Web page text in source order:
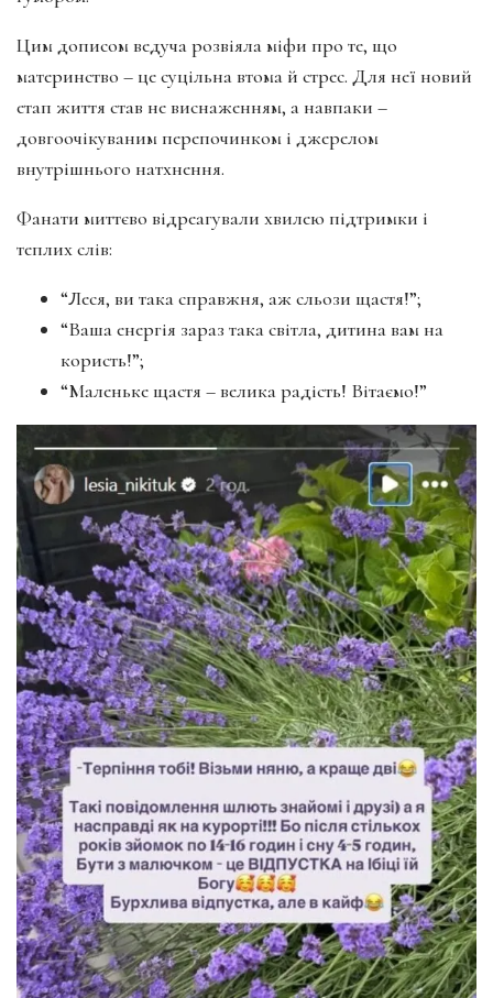
Цим дописом ведуча розвіяла міфи про те, що
материнство – це суцільна втома й стрес. Для неї новий
етап життя став не виснаженням, а навпаки –
довгоочікуваним перепочинком і джерелом
внутрішнього натхнення.
Фанати миттєво відреагували хвилею підтримки і
теплих слів:
“Леся, ви така справжня, аж сльози щастя!”;
“Ваша енергія зараз така світла, дитина вам на
користь!”;
“Маленьке щастя – велика радість! Вітаємо!”